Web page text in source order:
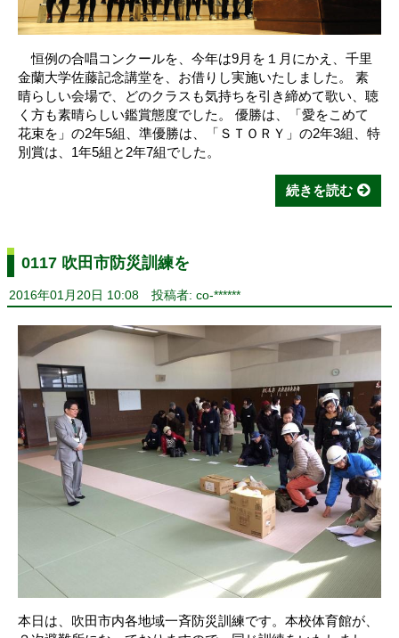
恒例の合唱コンクールを、今年は9月を１月にかえ、千里
金蘭大学佐藤記念講堂を、お借りし実施いたしました。 素
晴らしい会場で、どのクラスも気持ちを引き締めて歌い、聴
く方も素晴らしい鑑賞態度でした。 優勝は、「愛をこめて
花束を」の2年5組、準優勝は、「ＳＴＯＲＹ」の2年3組、特
別賞は、1年5組と2年7組でした。
続きを読む
0117 吹田市防災訓練を
2016年01月20日 10:08 投稿者: co-******
本日は、吹田市内各地域一斉防災訓練です。本校体育館が、